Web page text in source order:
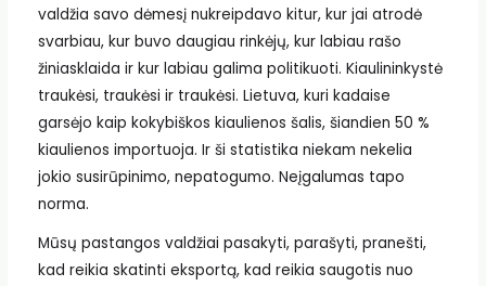
valdžia savo dėmesį nukreipdavo kitur, kur jai atrodė
svarbiau, kur buvo daugiau rinkėjų, kur labiau rašo
žiniasklaida ir kur labiau galima politikuoti. Kiaulininkystė
traukėsi, traukėsi ir traukėsi. Lietuva, kuri kadaise
garsėjo kaip kokybiškos kiaulienos šalis, šiandien 50 %
kiaulienos importuoja. Ir ši statistika niekam nekelia
jokio susirūpinimo, nepatogumo. Neįgalumas tapo
norma.
Mūsų pastangos valdžiai pasakyti, parašyti, pranešti,
kad reikia skatinti eksportą, kad reikia saugotis nuo